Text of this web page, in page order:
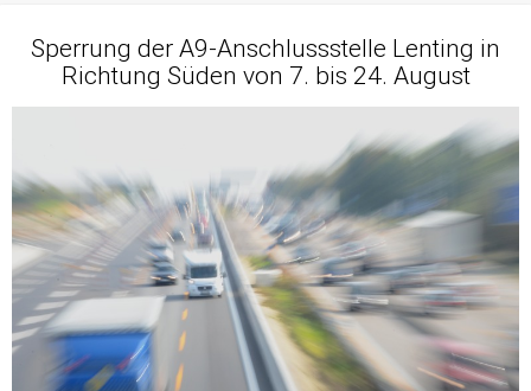
Sperrung der A9-Anschlussstelle Lenting in
Richtung Süden von 7. bis 24. August